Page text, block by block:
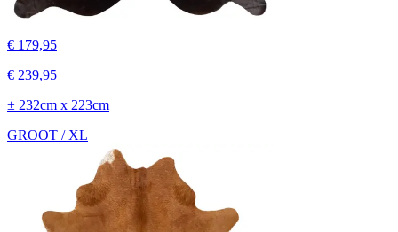
€ 179,95
€ 239,95
± 232cm x 223cm
GROOT / XL